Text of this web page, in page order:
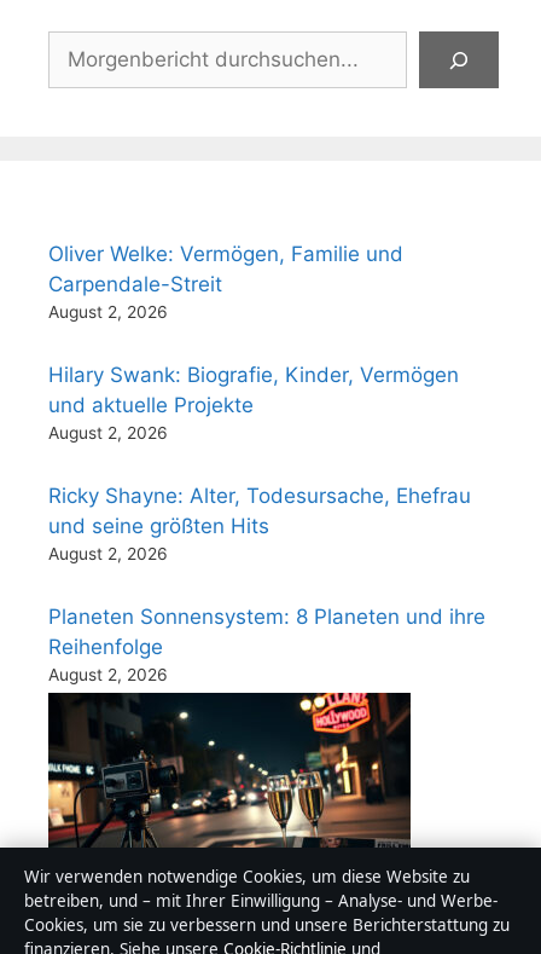
Suchen
Oliver Welke: Vermögen, Familie und
Carpendale-Streit
August 2, 2026
Hilary Swank: Biografie, Kinder, Vermögen
und aktuelle Projekte
August 2, 2026
Ricky Shayne: Alter, Todesursache, Ehefrau
und seine größten Hits
August 2, 2026
Planeten Sonnensystem: 8 Planeten und ihre
Reihenfolge
August 2, 2026
Helen Hunt heute: Partner, Aussehen &
Wir verwenden notwendige Cookies, um diese Website zu
betreiben, und – mit Ihrer Einwilligung – Analyse- und Werbe-
Cookies, um sie zu verbessern und unsere Berichterstattung zu
finanzieren. Siehe unsere Cookie-Richtlinie und